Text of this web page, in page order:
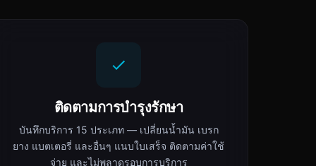
ติดตามการบำรุงรักษา
บันทึกบริการ 15 ประเภท — เปลี่ยนน้ำมัน เบรก
ยาง แบตเตอรี่ และอื่นๆ แนบใบเสร็จ ติดตามค่าใช้
จ่าย และไม่พลาดรอบการบริการ